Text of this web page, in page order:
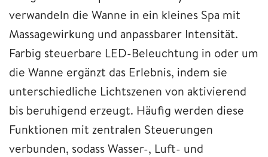
verwandeln die Wanne in ein kleines Spa mit
Massagewirkung und anpassbarer Intensität.
Farbig steuerbare LED-Beleuchtung in oder um
die Wanne ergänzt das Erlebnis, indem sie
unterschiedliche Lichtszenen von aktivierend
bis beruhigend erzeugt. Häufig werden diese
Funktionen mit zentralen Steuerungen
verbunden, sodass Wasser-, Luft- und